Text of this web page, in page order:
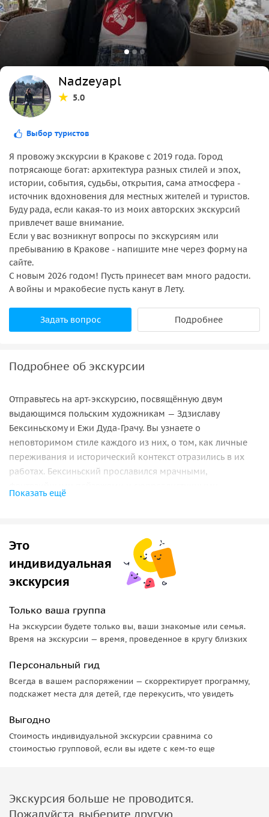
Nadzeyapl
5.0
Выбор туристов
Я провожу экскурсии в Кракове с 2019 года. Город
потрясающе богат: архитектура разных стилей и эпох,
истории, события, судьбы, открытия, сама атмосфера -
источник вдохновения для местных жителей и туристов.
Буду рада, если какая-то из моих авторских экскурсий
привлечет ваше внимание.
Если у вас возникнут вопросы по экскурсиям или
пребыванию в Кракове - напишите мне через форму на
сайте.
С новым 2026 годом! Пусть принесет вам много радости.
А войны и мракобесие пусть канут в Лету.
Задать вопрос Подробнее
Подробнее об экскурсии
Отправьтесь на арт-экскурсию, посвящённую двум
выдающимся польским художникам — Здзиславу
Бексиньскому и Ежи Дуда-Грачу. Вы узнаете о
неповторимом стиле каждого из них, о том, как личные
переживания и исторический контекст отразились в их
работах. Бексиньский прославился мрачными,
образами, а Дуда-Грач — сатирическим и пронзительным
Мы вспомним ключевые картины, поговорим о
символике и смыслах, скрытых в полотнах, и попробуем
понять, почему их искусство вызывает такие сильные
эмоции у зрителей по всему миру.
Показать ещё
Это
индивидуальная
экскурсия
Только ваша группа
На экскурсии будете только вы, ваши знакомые или семья.
Время на экскурсии — время, проведенное в кругу близких
Персональный гид
Всегда в вашем распоряжении — скорректирует программу,
подскажет места для детей, где перекусить, что увидеть
Выгодно
Стоимость индивидуальной экскурсии сравнима со
стоимостью групповой, если вы идете с кем-то еще
Экскурсия больше не проводится.
Пожалуйста, выберите другую.